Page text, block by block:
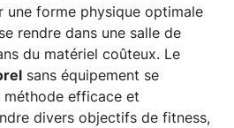
une forme physique optimale
rendre dans une salle de
du matériel coûteux. Le
sans équipement se
méthode efficace et
divers objectifs de fitness,